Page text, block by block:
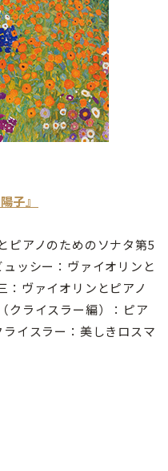
子』
ピアノのためのソナタ第5
ッシー：ヴァイオリンと
：ヴァイオリンとピアノ
クライスラー編）：ピア
イスラー：美しきロスマ